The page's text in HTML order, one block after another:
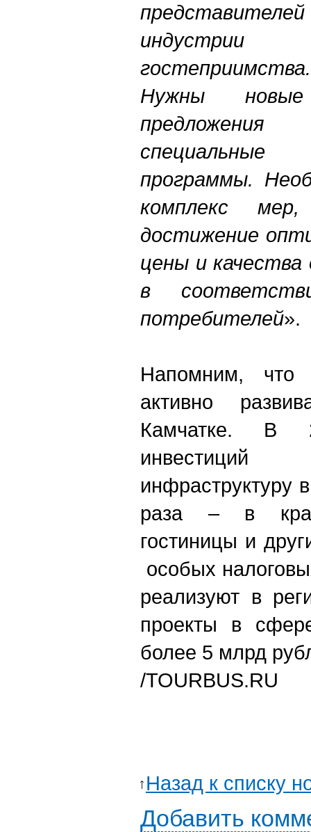
гостеприимства.
Нужны новые
программы.
комплекс
достижение
цены и
в
потребителей».
Напомним,
активно
Камчатке. В
инфраструктуру
раза – в
гостиницы и
особых
реализуют в
проекты в
более 5 млрд
/TOURBUS.RU
Назад к списку
Добавить